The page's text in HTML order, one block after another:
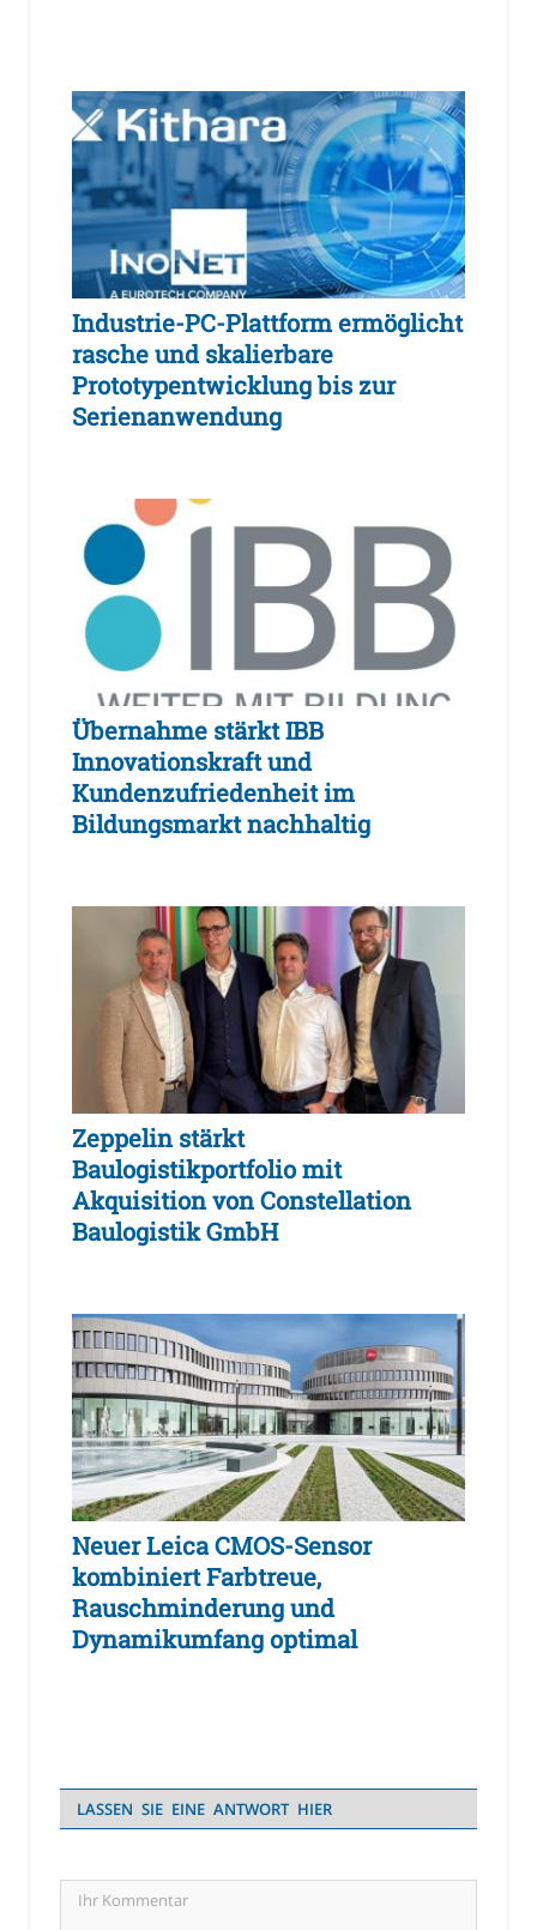
Industrie-PC-Plattform ermöglicht
rasche und skalierbare
Prototypentwicklung bis zur
Serienanwendung
Übernahme stärkt IBB
Innovationskraft und
Kundenzufriedenheit im
Bildungsmarkt nachhaltig
Zeppelin stärkt
Baulogistikportfolio mit
Akquisition von Constellation
Baulogistik GmbH
Neuer Leica CMOS-Sensor
kombiniert Farbtreue,
Rauschminderung und
Dynamikumfang optimal
LASSEN SIE EINE ANTWORT HIER